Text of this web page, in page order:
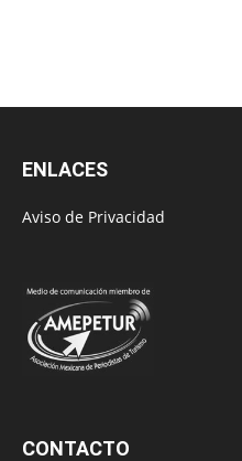
ENLACES
Aviso de Privacidad
CONTACTO